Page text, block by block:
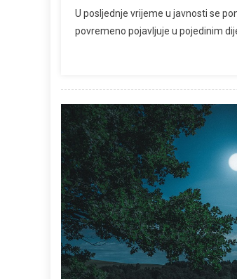
U posljednje vrijeme u javnosti se
povremeno pojavljuje u pojedinim